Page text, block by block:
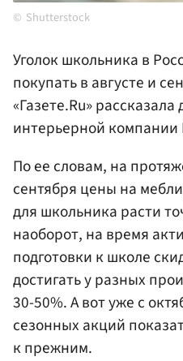
Shutterstock
Уголок школьника в
покупать в августе и
«Газете.Ru»
интерьерной компании
По ее словам, на
сентября цены на
для школьника расти
наоборот, на время
подготовки к школе
достигать у разных
30-50%. А вот уже с
сезонных акций
к прежним.